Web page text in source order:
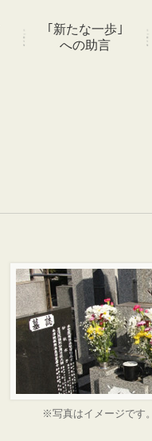
｢新たな一歩｣
への助言
※写真はイメージです。